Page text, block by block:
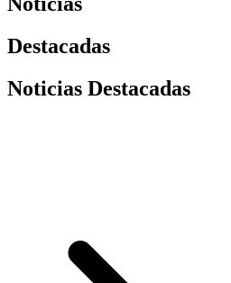
Destacadas
Noticias Destacadas